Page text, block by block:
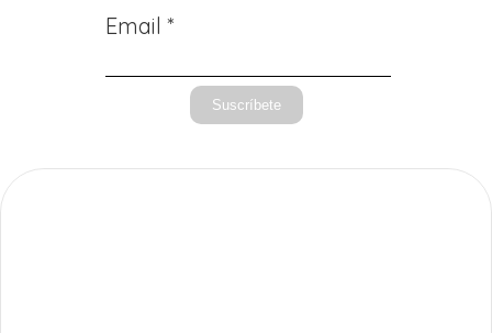
Email *
Suscríbete